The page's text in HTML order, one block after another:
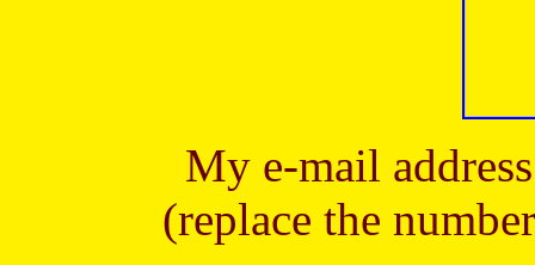
My e-mail
(replace the